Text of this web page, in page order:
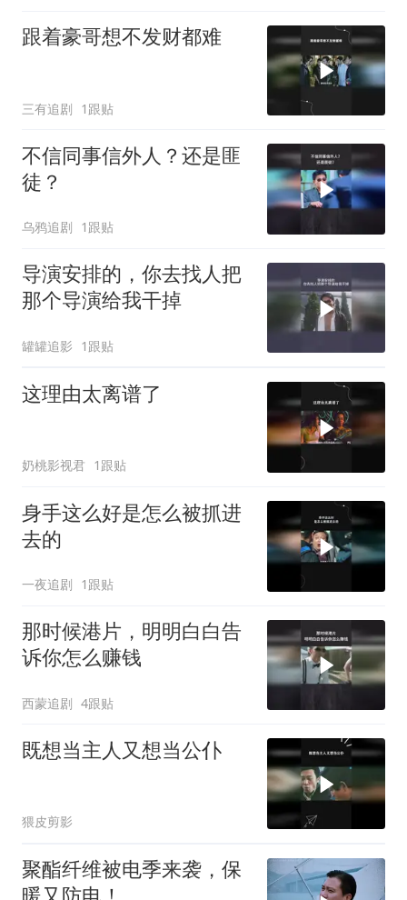
跟着豪哥想不发财都难
三有追剧 1跟贴
不信同事信外人？还是匪
徒？
乌鸦追剧 1跟贴
导演安排的，你去找人把
那个导演给我干掉
罐罐追影 1跟贴
这理由太离谱了
奶桃影视君 1跟贴
身手这么好是怎么被抓进
去的
一夜追剧 1跟贴
那时候港片，明明白白告
诉你怎么赚钱
西蒙追剧 4跟贴
既想当主人又想当公仆
猥皮剪影
聚酯纤维被电季来袭，保